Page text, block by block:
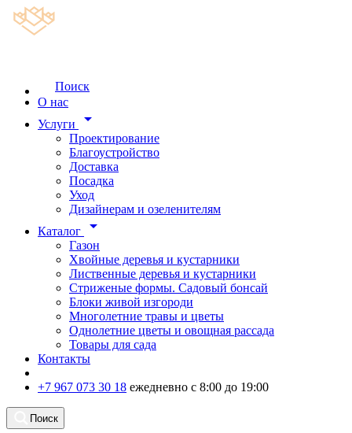
Поиск
О нас
Услуги
arrow_drop_down
Проектирование
Благоустройство
Доставка
Посадка
Уход
Дизайнерам и озеленителям
Каталог
arrow_drop_down
Газон
Хвойные деревья и кустарники
Лиственные деревья и кустарники
Стриженые формы. Садовый бонсай
Блоки живой изгороди
Многолетние травы и цветы
Однолетние цветы и овощная рассада
Товары для сада
Контакты
+7 967 073 30 18 ежедневно с 8:00 до 19:00
Поиск